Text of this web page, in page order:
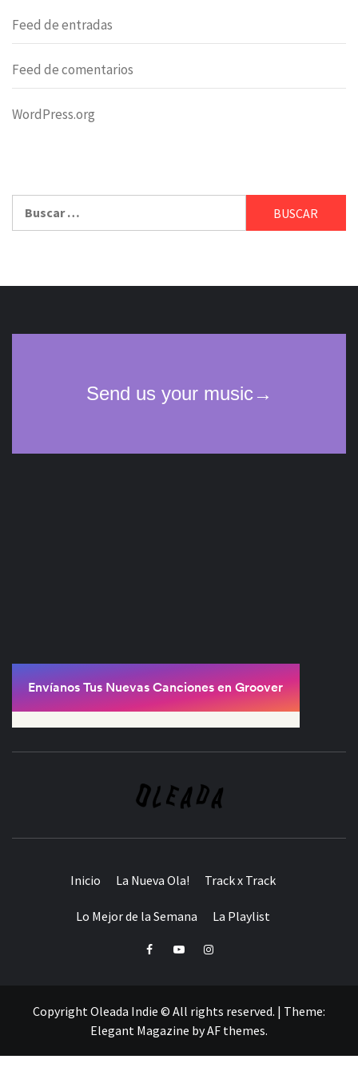
Feed de entradas
Feed de comentarios
WordPress.org
Inicio La Nueva Ola! Track x Track
Lo Mejor de la Semana La Playlist
FacebookYoutubeInstagram
Copyright Oleada Indie © All rights reserved. | Theme:
Elegant Magazine byAF themes.